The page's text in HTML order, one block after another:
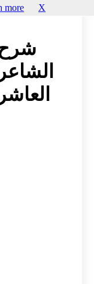
شرح
more X